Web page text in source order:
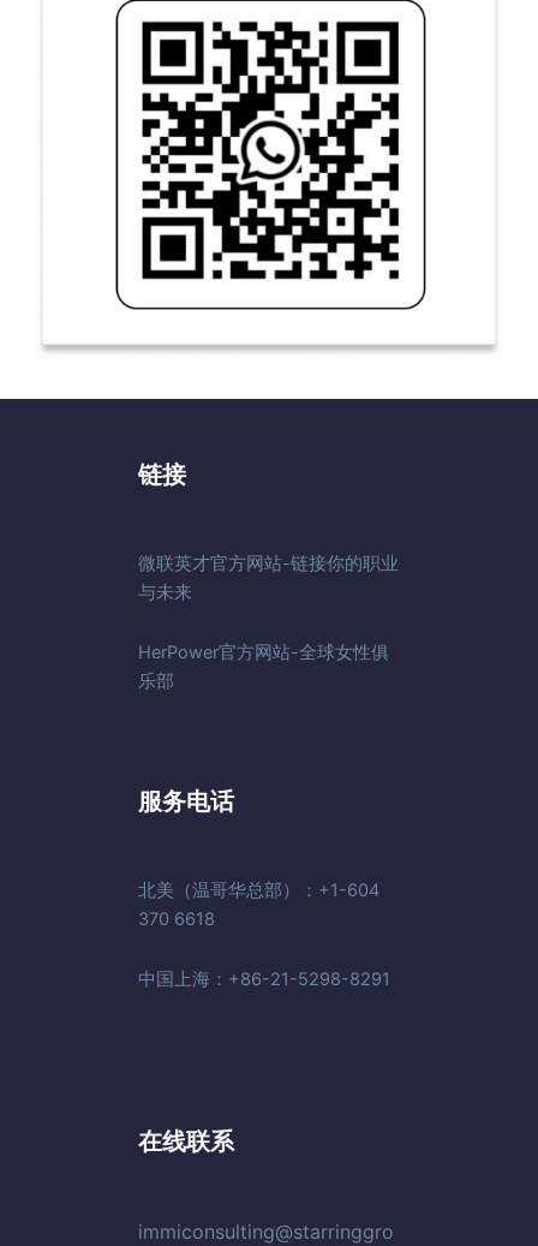
链接
微联英才官方网站-链接你的职业
与未来
HerPower官方网站-全球女性俱
乐部
服务电话
北美（温哥华总部）：+1-604
370 6618
中国上海：+86-21-5298-8291
在线联系
immiconsulting@starringgro